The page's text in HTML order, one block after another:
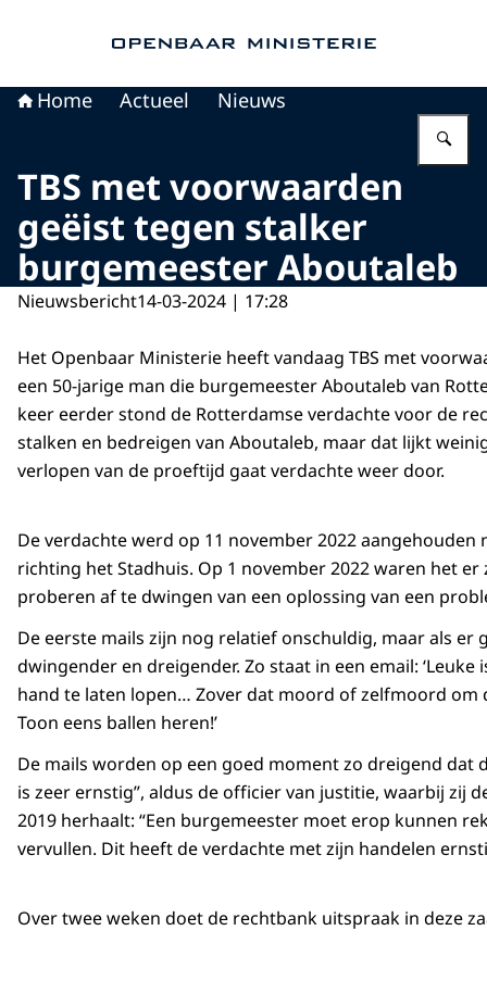
Home Actueel Nieuws
TBS met voorwaarden
geëist tegen stalker
burgemeester Aboutaleb
Nieuwsbericht14-03-2024 | 17:28
Het Openbaar Ministerie heeft vandaag TBS met
een 50-jarige man die burgemeester Aboutaleb van
keer eerder stond de Rotterdamse verdachte voor de
stalken en bedreigen van Aboutaleb, maar dat lijkt
verlopen van de proeftijd gaat verdachte weer door.
De verdachte werd op 11 november 2022
richting het Stadhuis. Op 1 november 2022 waren het
proberen af te dwingen van een oplossing van een
De eerste mails zijn nog relatief onschuldig, maar als
dwingender en dreigender. Zo staat in een email:
hand te laten lopen… Zover dat moord of zelfmoord om
Toon eens ballen heren!’
De mails worden op een goed moment zo dreigend dat
is zeer ernstig”, aldus de officier van justitie, waarbij zij
2019 herhaalt: “Een burgemeester moet erop kunnen
vervullen. Dit heeft de verdachte met zijn handelen
Over twee weken doet de rechtbank uitspraak in deze